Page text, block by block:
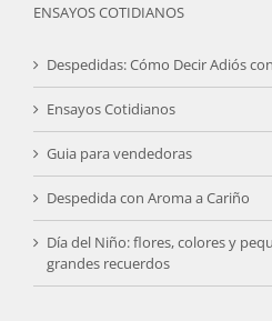
ENSAYOS COTIDIANOS
Despedidas: Cómo Decir Adiós
Ensayos Cotidianos
Guia para vendedoras
Despedida con Aroma a Cariño
Día del Niño: flores, colores y
grandes recuerdos